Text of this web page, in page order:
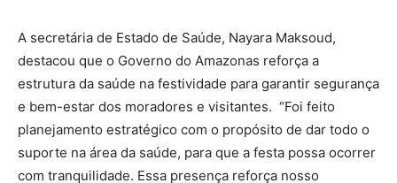
A secretária de Estado de Saúde, Nayara Maksoud,
destacou que o Governo do Amazonas reforça a
estrutura da saúde na festividade para garantir segurança
e bem-estar dos moradores e visitantes. “Foi feito
planejamento estratégico com o propósito de dar todo o
suporte na área da saúde, para que a festa possa ocorrer
com tranquilidade. Essa presença reforça nosso